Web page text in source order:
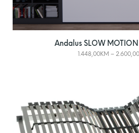
Andalus SLOW
1.448,00KM – 2.600,00